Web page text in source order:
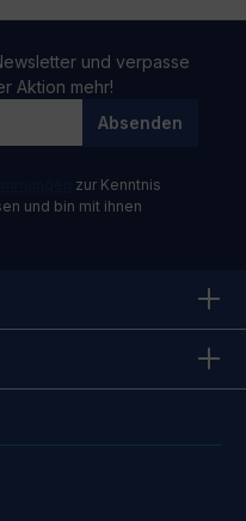
und verpasse
Aktion mehr!
Absenden
zur Kenntnis
und bin mit ihnen